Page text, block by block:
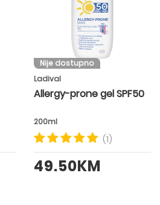
Nije dostupno
Ladival
Allergy-prone gel SPF50
200ml
(1)
49.50KM